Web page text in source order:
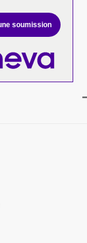
soumission